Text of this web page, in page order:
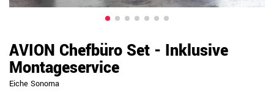
AVION Chefbüro Set - Inklusive
Montageservice
Eiche Sonoma